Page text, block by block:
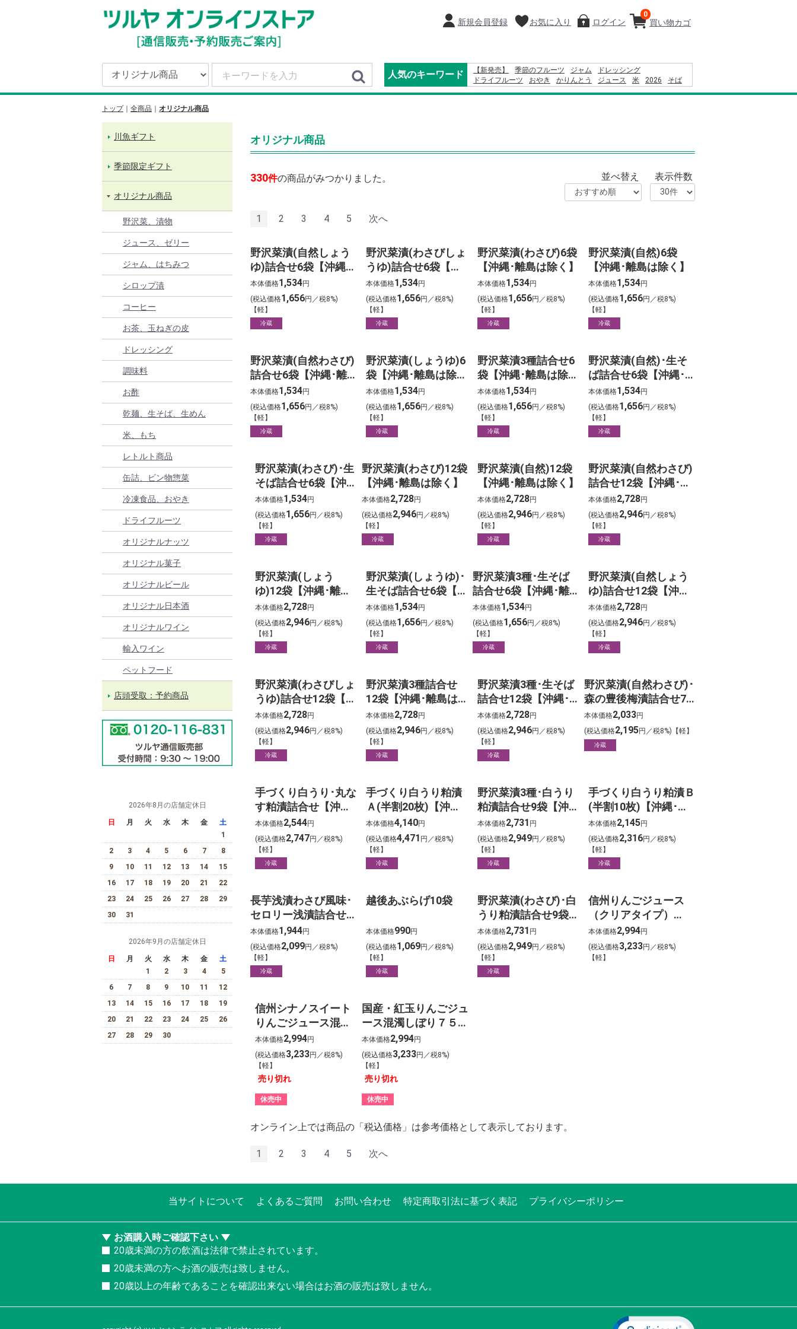
買い物カゴ
0
新規会員登録 お気に入り ログイン
人気のキーワード 【新発売】 季節のフルーツ ジャム
ドレッシング
ドライフルーツ
おやき かりんとう ジュース 米 2026
そば
トップ
全商品 オリジナル商品
川魚ギフト
季節限定ギフト
オリジナル商品
野沢菜、漬物
ジュース、ゼリー
ジャム、はちみつ
シロップ漬
コーヒー
お茶、玉ねぎの皮
ドレッシング
調味料
お酢
乾麺、生そば、生めん
米、もち
レトルト商品
缶詰、ビン物惣菜
冷凍食品、おやき
ドライフルーツ
オリジナルナッツ
オリジナル菓子
オリジナルビール
オリジナル日本酒
オリジナルワイン
輸入ワイン
ペットフード
店頭受取：予約商品
2026年8月の店舗定休日
日 月 火 水 木 金
土
1
2
3 4 5 6 7
8
9
10 11 12 13 14
15
16
17 18 19 20 21
22
23
24 25 26 27 28
29
30
31
2026年9月の店舗定休日
日 月 火 水 木 金
土
1
2 3 4
5
6
7 8 9 10 11
12
13
14 15 16 17 18
19
20
21 22 23 24 25
26
27
28 29 30
オリジナル商品
330件の商品がみつかりました。 並べ替え 表示件数
1 2 3 4 5 次へ
野沢菜漬(自然しょう
ゆ)詰合せ6袋【沖縄･
離島は除く】
本体価格1,534円
(税込価格1,656円／税8%)
【軽】
冷蔵
野沢菜漬(わさびしょ
うゆ)詰合せ6袋【沖
縄･離島は除く】
本体価格1,534円
(税込価格1,656円／税8%)
【軽】
冷蔵
野沢菜漬(わさび)6袋
【沖縄･離島は除く】
本体価格1,534円
(税込価格1,656円／税8%)
【軽】
冷蔵
野沢菜漬(自然)6袋
【沖縄･離島は除く】
本体価格1,534円
(税込価格1,656円／税8%)
【軽】
冷蔵
野沢菜漬(自然わさび)
詰合せ6袋【沖縄･離
島は除く】
本体価格1,534円
(税込価格1,656円／税8%)
【軽】
冷蔵
野沢菜漬(しょうゆ)6
袋【沖縄･離島は除
く】
本体価格1,534円
(税込価格1,656円／税8%)
【軽】
冷蔵
野沢菜漬3種詰合せ6
袋【沖縄･離島は除
く】
本体価格1,534円
(税込価格1,656円／税8%)
【軽】
冷蔵
野沢菜漬(自然)･生そ
ば詰合せ6袋【沖縄･
離島は除く】
本体価格1,534円
(税込価格1,656円／税8%)
【軽】
冷蔵
野沢菜漬(わさび)･生
そば詰合せ6袋【沖
縄･離島は除く】
本体価格1,534円
(税込価格1,656円／税8%)
【軽】
冷蔵
野沢菜漬(わさび)12袋
【沖縄･離島は除く】
本体価格2,728円
(税込価格2,946円／税8%)
【軽】
冷蔵
野沢菜漬(自然)12袋
【沖縄･離島は除く】
本体価格2,728円
(税込価格2,946円／税8%)
【軽】
冷蔵
野沢菜漬(自然わさび)
詰合せ12袋【沖縄･離
島は除く】
本体価格2,728円
(税込価格2,946円／税8%)
【軽】
冷蔵
野沢菜漬(しょう
ゆ)12袋【沖縄･離島
は除く】
本体価格2,728円
(税込価格2,946円／税8%)
【軽】
冷蔵
野沢菜漬(しょうゆ)･
生そば詰合せ6袋【沖
縄･離島は除く】
本体価格1,534円
(税込価格1,656円／税8%)
【軽】
冷蔵
野沢菜漬3種･生そば
詰合せ6袋【沖縄･離
島は除く】
本体価格1,534円
(税込価格1,656円／税8%)
【軽】
冷蔵
野沢菜漬(自然しょう
ゆ)詰合せ12袋【沖縄･
離島は除く】
本体価格2,728円
(税込価格2,946円／税8%)
【軽】
冷蔵
野沢菜漬(わさびしょ
うゆ)詰合せ12袋【沖
縄･離島は除く】
本体価格2,728円
(税込価格2,946円／税8%)
【軽】
冷蔵
野沢菜漬3種詰合せ
12袋【沖縄･離島は
除く】
本体価格2,728円
(税込価格2,946円／税8%)
【軽】
冷蔵
野沢菜漬3種･生そば
詰合せ12袋【沖縄･
離島は除く】
本体価格2,728円
(税込価格2,946円／税8%)
【軽】
冷蔵
野沢菜漬(自然わさび)･
森の豊後梅漬詰合せ7
袋【沖縄･離島は除
く】
本体価格2,033円
(税込価格2,195円／税8%)【軽】
冷蔵
手づくり白うり･丸な
す粕漬詰合せ【沖縄･
離島は除く】
本体価格2,544円
(税込価格2,747円／税8%)
【軽】
冷蔵
手づくり白うり粕漬
Ａ(半割20枚)【沖縄･
離島は除く】
本体価格4,140円
(税込価格4,471 円／税8%)
【軽】
冷蔵
野沢菜漬3種･白うり
粕漬詰合せ9袋【沖
縄･離島は除く】
本体価格2,731 円
(税込価格2,949円／税8%)
【軽】
冷蔵
手づくり白うり粕漬Ｂ
(半割10枚)【沖縄･離
島は除く】
本体価格2,145円
(税込価格2,316円／税8%)
【軽】
冷蔵
長芋浅漬わさび風味･
セロリー浅漬詰合せ各
3袋【沖縄･離島は除
く】
本体価格1,944円
(税込価格2,099円／税8%)
【軽】
冷蔵
越後あぶらげ10袋
本体価格990円
(税込価格1,069円／税8%)
【軽】
冷蔵
野沢菜漬(わさび)･白
うり粕漬詰合せ9袋
【沖縄･離島は除く】
本体価格2,731 円
(税込価格2,949円／税8%)
【軽】
冷蔵
信州りんごジュース
（クリアタイプ）
750ml×6本
本体価格2,994円
(税込価格3,233円／税8%)
【軽】
信州シナノスイート
りんごジュース混濁
しぼり７５０ml×6本
本体価格2,994円
(税込価格3,233円／税8%)
【軽】
売り切れ
休売中
国産・紅玉りんごジュ
ース混濁しぼり７５０
ml×６本
本体価格2,994円
(税込価格3,233円／税8%)
【軽】
売り切れ
休売中
オンライン上では商品の「税込価格」は参考価格として表示しております。
1 2 3 4 5 次へ
当サイトについて よくあるご質問 お問い合わせ 特定商取引法に基づく表記 プライバシーポリシー
お酒購入時ご確認下さい
20歳未満の方の飲酒は法律で禁止されています。
20歳未満の方へお酒の販売は致しません。
20歳以上の年齢であることを確認出来ない場合はお酒の販売は致しません。